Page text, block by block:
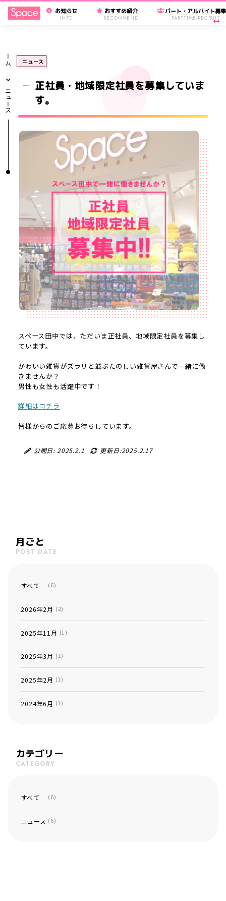
お知らせ
INFO
おすすめ紹介
RECOMMEND
パート・アルバイト募集
PARTTIME-RECRUIT
ホーム
ニュース
ニュース
正社員・地域限定社員を募集していま
す。
スペース田中では、ただいま正社員、地域限定社員を募集し
ています。
かわいい雑貨がズラリと並ぶたのしい雑貨屋さんで一緒に働
きませんか？
男性も女性も活躍中です！
詳細はコチラ
皆様からのご応募お待ちしています。
公開日: 2025.2.1 更新日:2025.2.17
月ごと
POST DATE
すべて (6)
2026年2月 (2)
2025年11月 (1)
2025年3月 (1)
2025年2月 (1)
2024年6月 (1)
カテゴリー
CATEGORY
すべて (6)
ニュース (6)